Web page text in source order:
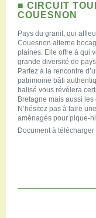
■ CIRCUIT
COUESNON
Pays du granit, qui
Couesnon alterne
plaines. Elle offre à qui
grande diversité de
Partez à la rencontre
patrimoine bâti
balisé vous révélera
Bretagne mais aussi
N’hésitez pas à faire
aménagés pour pique-
Document à télécharger